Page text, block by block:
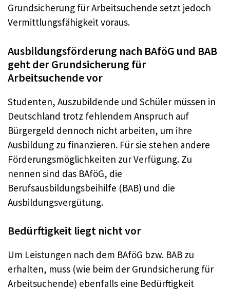
Grundsicherung für Arbeitsuchende setzt jedoch
Vermittlungsfähigkeit voraus.
Ausbildungsförderung nach BAföG und BAB
geht der Grundsicherung für
Arbeitsuchende vor
Studenten, Auszubildende und Schüler müssen in
Deutschland trotz fehlendem Anspruch auf
Bürgergeld dennoch nicht arbeiten, um ihre
Ausbildung zu finanzieren. Für sie stehen andere
Förderungsmöglichkeiten zur Verfügung. Zu
nennen sind das BAföG, die
Berufsausbildungsbeihilfe (BAB) und die
Ausbildungsvergütung.
Bedürftigkeit liegt nicht vor
Um Leistungen nach dem BAföG bzw. BAB zu
erhalten, muss (wie beim der Grundsicherung für
Arbeitsuchende) ebenfalls eine Bedürftigkeit